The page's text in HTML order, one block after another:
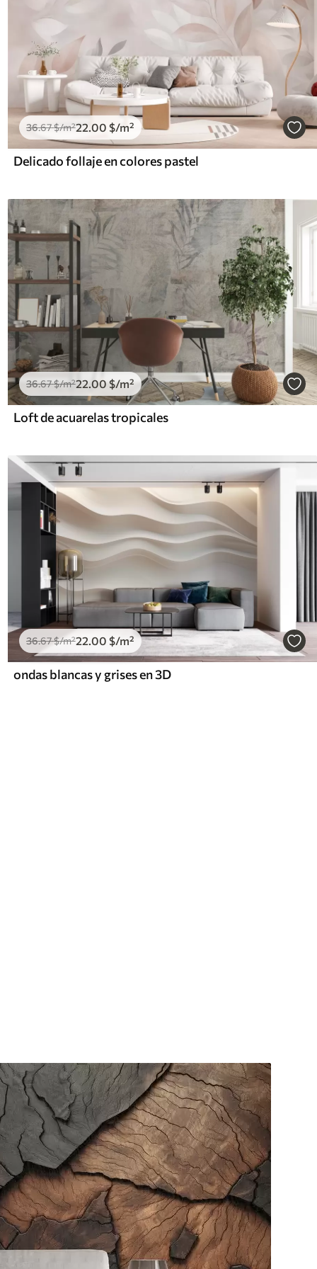
36.67$/m²22 .00 $/m²
Delicado follaje en colores pastel
36.67$/m²22.00 $/m²
Loft de acuarelas tropicales
36.67$/m²22 .00 $/m²
ondas blancas y grises en 3D